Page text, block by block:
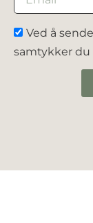
Ved å
samtykker du